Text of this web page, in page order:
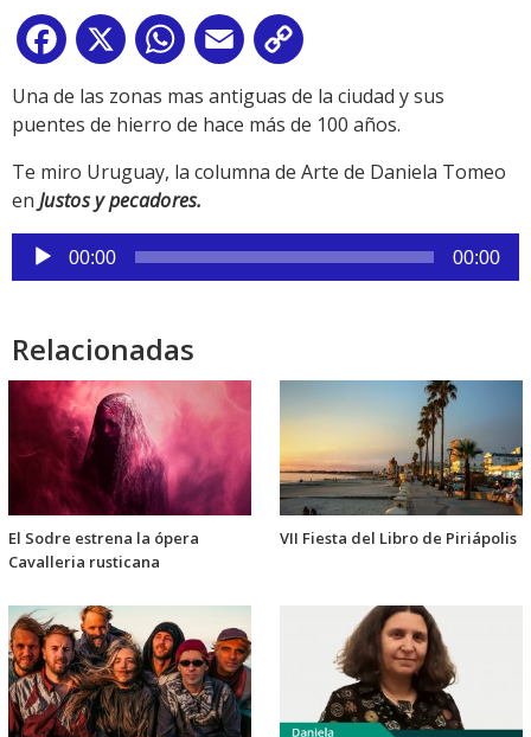
Facebook
X WhatsApp
Email
Link
Una de las zonas mas antiguas de la ciudad y sus
puentes de hierro de hace más de 100 años.
Te miro Uruguay, la columna de Arte de Daniela Tomeo
en Justos y pecadores.
Reproductor
de
00:00 00:00
Relacionadas
El Sodre estrena la ópera
Cavalleria rusticana
VII Fiesta del Libro de Piriápolis